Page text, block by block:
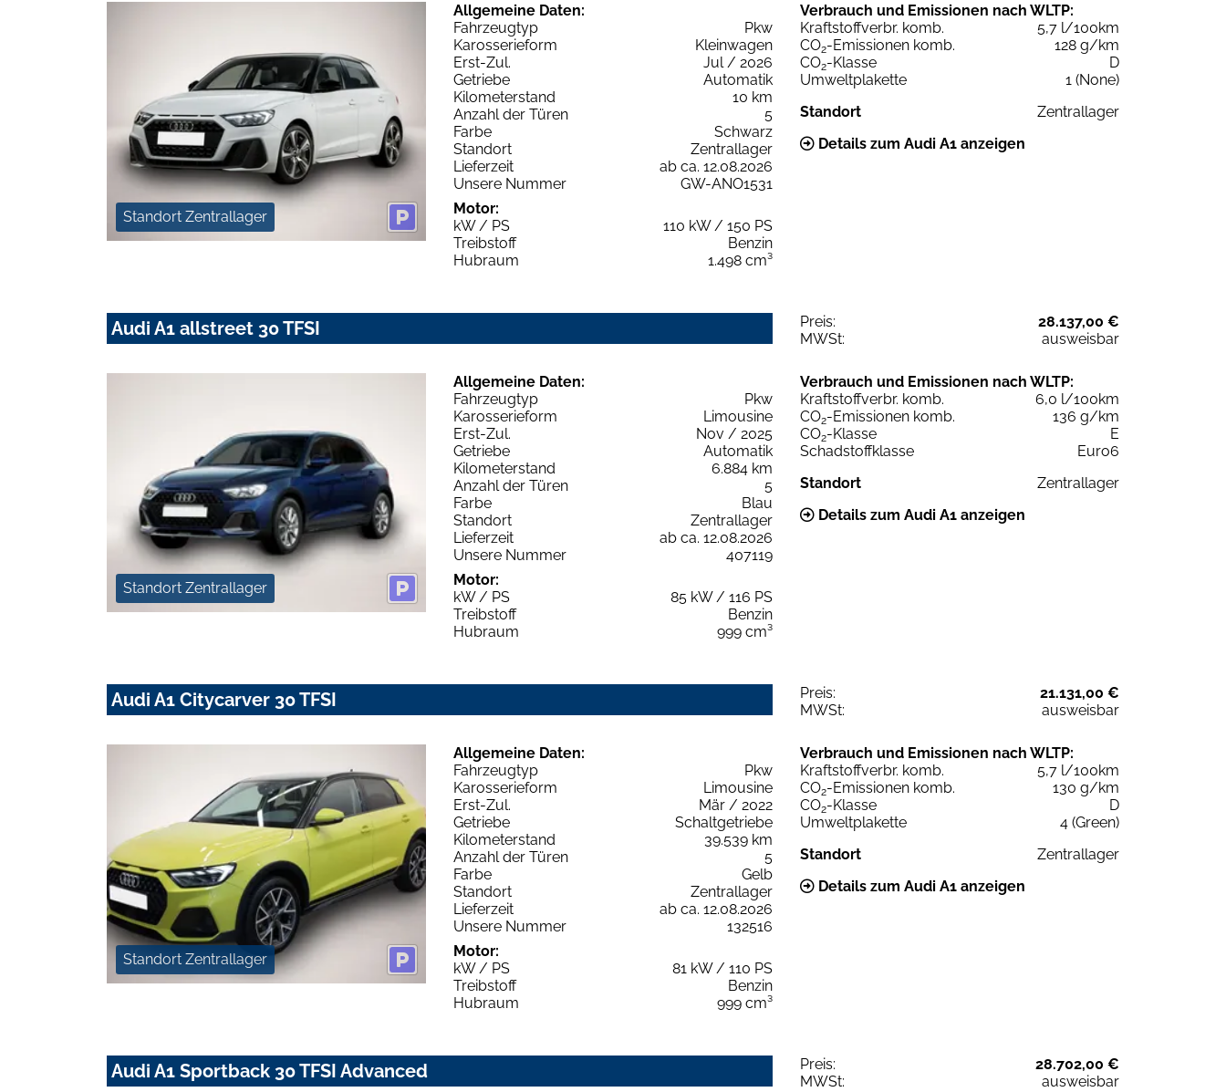
Standort Zentrallager
Allgemeine Daten:
Fahrzeugtyp
Pkw
Karosserieform
Kleinwagen
Erst-Zul.
Jul / 2026
Getriebe
Automatik
Kilometerstand
10 km
Anzahl der Türen
5
Farbe
Schwarz
Standort
Zentrallager
Lieferzeit
ab ca. 12.08.2026
Unsere Nummer
GW-ANO1531
Motor:
kW / PS
110 kW / 150 PS
Treibstoff
Benzin
Hubraum
1.498 cm³
Verbrauch und Emissionen nach WLTP:
Kraftstoffverbr. komb.
5,7 l/100km
CO2-Emissionen komb.
128 g/km
CO2-Klasse
D
Umweltplakette
1 (None)
Standort
Zentrallager
Details zum Audi A1 anzeigen
Audi A1 allstreet 30 TFSI Preis:
28.137,00 €
MWSt:
ausweisbar
Standort Zentrallager
Allgemeine Daten:
Fahrzeugtyp
Pkw
Karosserieform
Limousine
Erst-Zul.
Nov / 2025
Getriebe
Automatik
Kilometerstand
6.884 km
Anzahl der Türen
5
Farbe
Blau
Standort
Zentrallager
Lieferzeit
ab ca. 12.08.2026
Unsere Nummer
407119
Motor:
kW / PS
85 kW / 116 PS
Treibstoff
Benzin
Hubraum
999 cm³
Verbrauch und Emissionen nach WLTP:
Kraftstoffverbr. komb.
6,0 l/100km
CO2-Emissionen komb.
136 g/km
CO2-Klasse
E
Schadstoffklasse
Euro6
Standort
Zentrallager
Details zum Audi A1 anzeigen
Audi A1 Citycarver 30 TFSI Preis:
21.131,00 €
MWSt:
ausweisbar
Standort Zentrallager
Allgemeine Daten:
Fahrzeugtyp
Pkw
Karosserieform
Limousine
Erst-Zul.
Mär / 2022
Getriebe
Schaltgetriebe
Kilometerstand
39.539 km
Anzahl der Türen
5
Farbe
Gelb
Standort
Zentrallager
Lieferzeit
ab ca. 12.08.2026
Unsere Nummer
132516
Motor:
kW / PS
81 kW / 110 PS
Treibstoff
Benzin
Hubraum
999 cm³
Verbrauch und Emissionen nach WLTP:
Kraftstoffverbr. komb.
5,7 l/100km
CO2-Emissionen komb.
130 g/km
CO2-Klasse
D
Umweltplakette
4 (Green)
Standort
Zentrallager
Details zum Audi A1 anzeigen
Audi A1 Sportback 30 TFSI Advanced Preis:
28.702,00 €
MWSt:
ausweisbar